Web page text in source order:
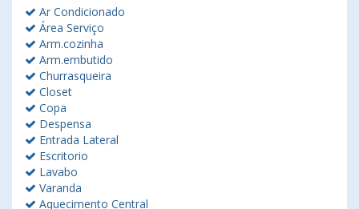
Ar Condicionado
Área Serviço
Arm.cozinha
Arm.embutido
Churrasqueira
Closet
Copa
Despensa
Entrada Lateral
Escritorio
Lavabo
Varanda
Aquecimento Central